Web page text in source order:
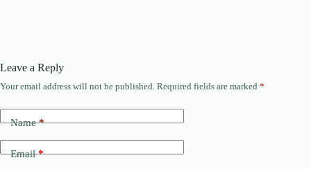
Leave a Reply
Your email address will not be published. Required fields are marked *
Name*
Email*